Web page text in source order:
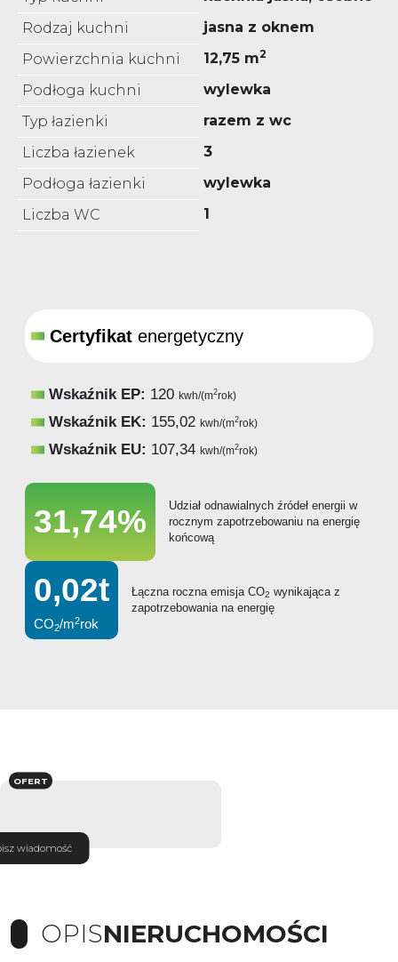
Rodzaj kuchni
jasna z oknem
Powierzchnia kuchni
12,75 m2
Podłoga kuchni
wylewka
Typ łazienki
razem z wc
Liczba łazienek
3
Podłoga łazienki
wylewka
Liczba WC
1
Certyfikat energetyczny
Wskaźnik EP: 120 kwh/(m2rok)
Wskaźnik EK: 155,02 kwh/(m2rok)
Wskaźnik EU: 107,34 kwh/(m2rok)
31,74%
Udział odnawialnych źródeł energii w
rocznym zapotrzebowaniu na energię
końcową
0,02t
CO2/m2rok
Łączna roczna emisja CO2 wynikająca z
zapotrzebowania na energię
wiadomość
OFERT
OPISNIERUCHOMOŚCI